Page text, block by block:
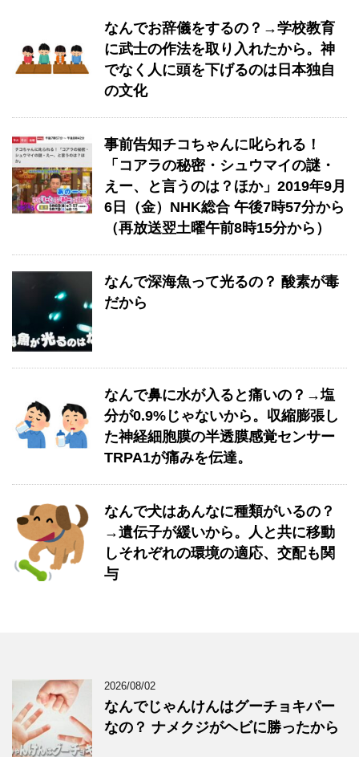
なんでお辞儀をするの？→学校教育
に武士の作法を取り入れたから。神
でなく人に頭を下げるのは日本独自
の文化
事前告知チコちゃんに叱られる！
「コアラの秘密・シュウマイの謎・
えー、と言うのは？ほか」2019年9月
6日（金）NHK総合 午後7時57分から
（再放送翌土曜午前8時15分から）
なんで深海魚って光るの？ 酸素が毒
だから
なんで鼻に水が入ると痛いの？→塩
分が0.9%じゃないから。収縮膨張し
た神経細胞膜の半透膜感覚センサー
TRPA1が痛みを伝達。
なんで犬はあんなに種類がいるの？
→遺伝子が緩いから。人と共に移動
しそれぞれの環境の適応、交配も関
与
2026/08/02
なんでじゃんけんはグーチョキパー
なの？ ナメクジがヘビに勝ったから